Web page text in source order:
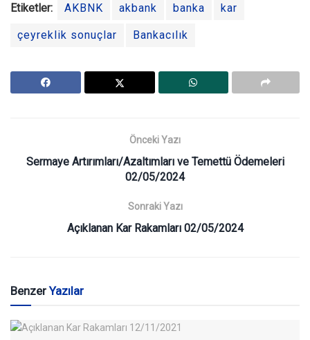
Etiketler: AKBNK akbank banka kar
çeyreklik sonuçlar Bankacılık
Önceki Yazı
Sermaye Artırımları/Azaltımları ve Temettü Ödemeleri
02/05/2024
Sonraki Yazı
Açıklanan Kar Rakamları 02/05/2024
BenzerYazılar